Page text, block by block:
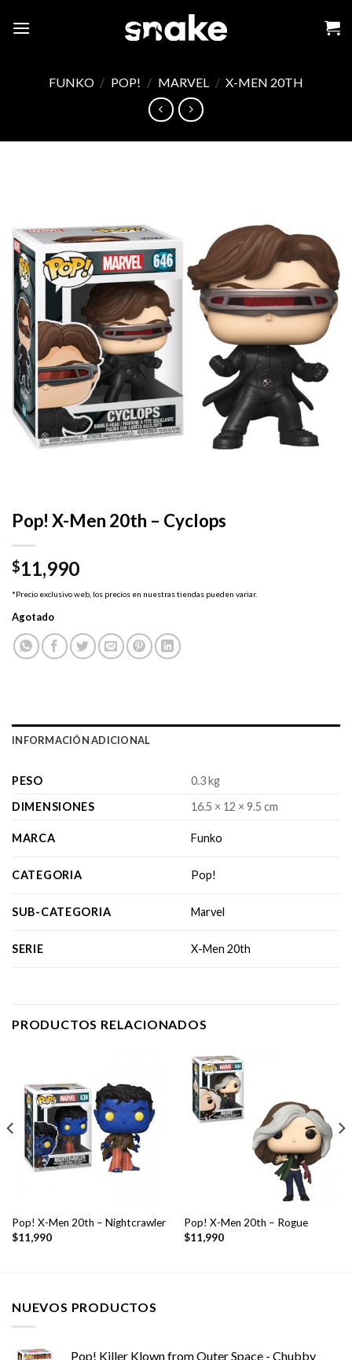
FUNKO / POP! / MARVEL / X-MEN 20TH
Pop! X-Men 20th – Cyclops
$11,990
*Precio exclusivo web, los precios en nuestras tiendas pueden variar.
Agotado
INFORMACIÓN ADICIONAL
PESO
0.3 kg
DIMENSIONES
16.5 × 12 × 9.5 cm
MARCA Funko
CATEGORIA Pop!
SUB-CATEGORIA Marvel
SERIE X-Men 20th
PRODUCTOS RELACIONADOS
Pop! X-Men 20th – Nightcrawler
$11,990
Pop! X-Men 20th – Rogue
$11,990
NUEVOS PRODUCTOS
Pop! Killer Klown from Outer Space - Chubby